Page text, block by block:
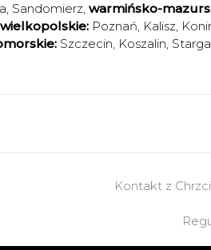
, Sandomierz, warmińsko-
wielkopolskie: Poznań, Kalisz,
Szczecin, Koszalin,
Kontakt z